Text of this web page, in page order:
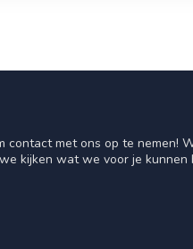
contact met ons op te nemen!
kijken wat we voor je kunnen